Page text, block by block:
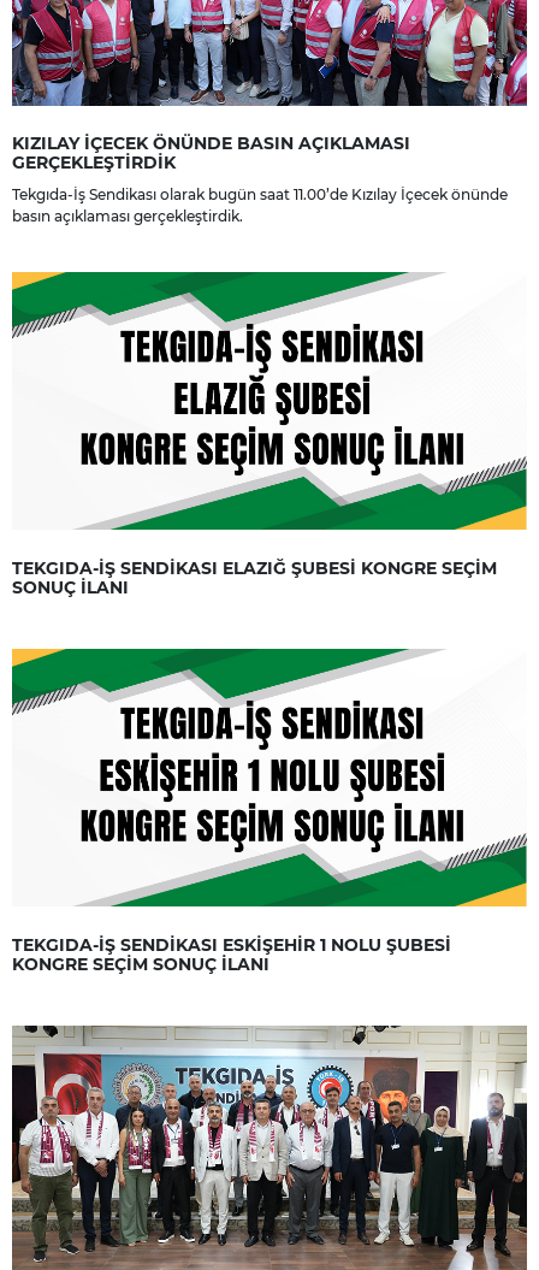
KIZILAY İÇECEK ÖNÜNDE BASIN AÇIKLAMASI
GERÇEKLEŞTİRDİK
Tekgıda-İş Sendikası olarak bugün saat 11.00’de Kızılay İçecek önünde
basın açıklaması gerçekleştirdik.
TEKGIDA-İŞ SENDİKASI ELAZIĞ ŞUBESİ KONGRE SEÇİM
SONUÇ İLANI
TEKGIDA-İŞ SENDİKASI ESKİŞEHİR 1 NOLU ŞUBESİ
KONGRE SEÇİM SONUÇ İLANI